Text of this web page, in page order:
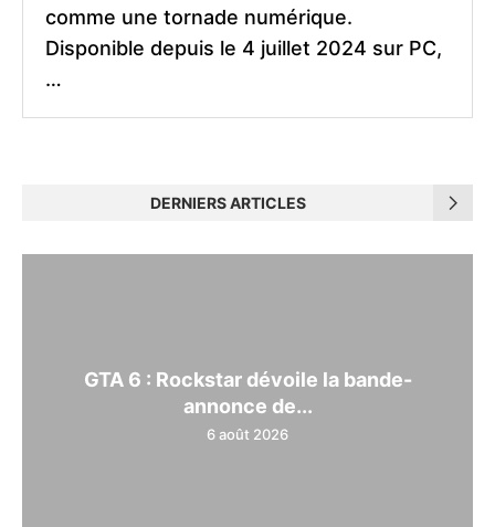
comme une tornade numérique.
Disponible depuis le 4 juillet 2024 sur PC,
…
DERNIERS ARTICLES
GTA 6 : Rockstar dévoile la bande-
annonce de...
6 août 2026